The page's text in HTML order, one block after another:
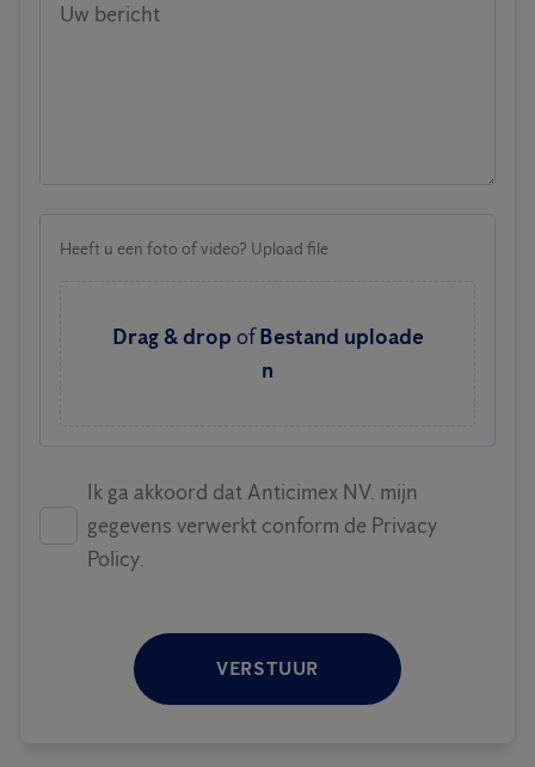
Uw bericht
Heeft u een foto of video? Upload file
Drag & drop of Bestand uploade
n
Ik ga akkoord dat Anticimex NV. mijn
gegevens verwerkt conform de Privacy
Policy.
VERSTUUR